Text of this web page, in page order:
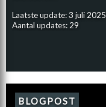
Laatste update: 3 juli 2025
Aantal updates: 29
BLOGPOST